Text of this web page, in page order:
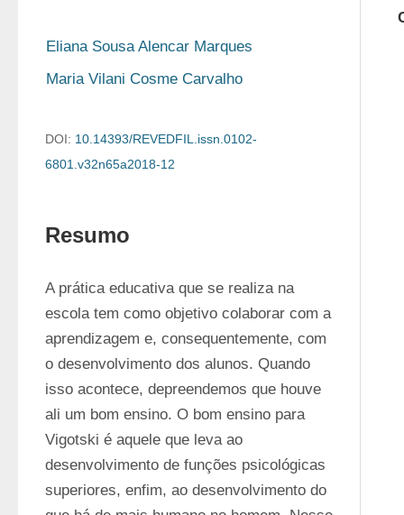
Eliana Sousa Alencar Marques
Maria Vilani Cosme Carvalho
DOI: 10.14393/REVEDFIL.issn.0102-
6801.v32n65a2018-12
Resumo
A prática educativa que se realiza na
escola tem como objetivo colaborar com a
aprendizagem e, consequentemente, com
o desenvolvimento dos alunos. Quando
isso acontece, depreendemos que houve
ali um bom ensino. O bom ensino para
Vigotski é aquele que leva ao
desenvolvimento de funções psicológicas
superiores, enfim, ao desenvolvimento do